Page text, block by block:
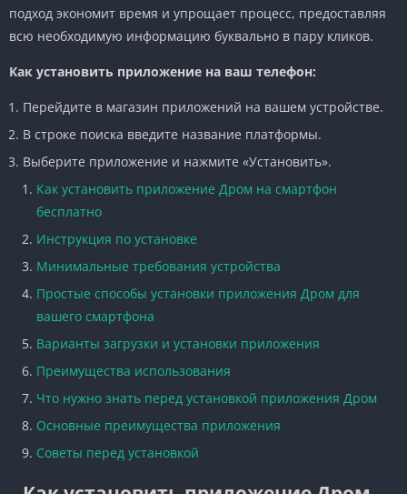
подход экономит время и упрощает процесс, предоставляя
всю необходимую информацию буквально в пару кликов.
Как установить приложение на ваш телефон:
Перейдите в магазин приложений на вашем устройстве.
В строке поиска введите название платформы.
Выберите приложение и нажмите «Установить».
Как установить приложение Дром на смартфон
бесплатно
Инструкция по установке
Минимальные требования устройства
Простые способы установки приложения Дром для
вашего смартфона
Варианты загрузки и установки приложения
Преимущества использования
Что нужно знать перед установкой приложения Дром
Основные преимущества приложения
Советы перед установкой